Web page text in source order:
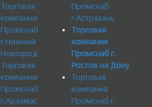
Торговая
компания
Промснаб
г.Нижний
Новгород
Торговая
компания
Промснаб
г.Арзамас
Промснаб
г.Астрахань
Торговая
компания
Промснаб г.
Ростов на Дону
Торговая
компания
Промснаб г.